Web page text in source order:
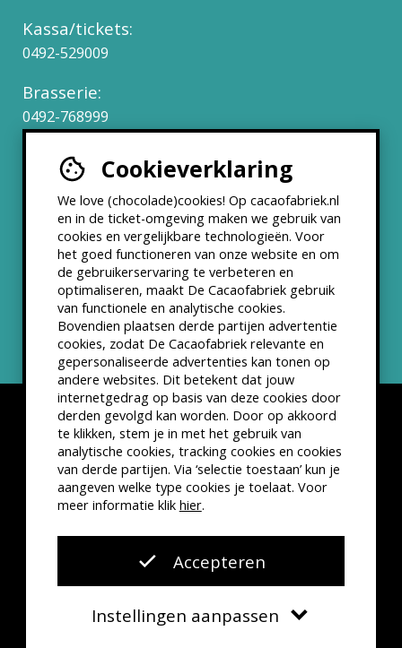
Cookieverklaring
We love (chocolade)cookies! Op cacaofabriek.nl
en in de ticket-omgeving maken we gebruik van
cookies en vergelijkbare technologieën. Voor
het goed functioneren van onze website en om
de gebruikerservaring te verbeteren en
optimaliseren, maakt De Cacaofabriek gebruik
van functionele en analytische cookies.
Bovendien plaatsen derde partijen advertentie
cookies, zodat De Cacaofabriek relevante en
gepersonaliseerde advertenties kan tonen op
andere websites. Dit betekent dat jouw
internetgedrag op basis van deze cookies door
derden gevolgd kan worden. Door op akkoord
te klikken, stem je in met het gebruik van
analytische cookies, tracking cookies en cookies
van derde partijen. Via ‘selectie toestaan’ kun je
aangeven welke type cookies je toelaat. Voor
meer informatie klik hier.
Accepteren
Instellingen aanpassen
Kassa/tickets:
0492-529009
Brasserie:
0492-768999
Werken bij
Partners & Samenwerkingen
ANBI status
Nieuwsbrief
Disclaimer Privacyverklaring
Kleine lettertjes
VSCD Bezoekersvoorwaarden
Website doorThe Cre8ion.Lab